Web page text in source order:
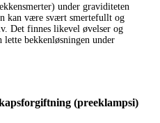
under graviditeten
kan være svært smertefullt og
Det finnes likevel øvelser og
lette bekkenløsningen under
(preeklampsi)